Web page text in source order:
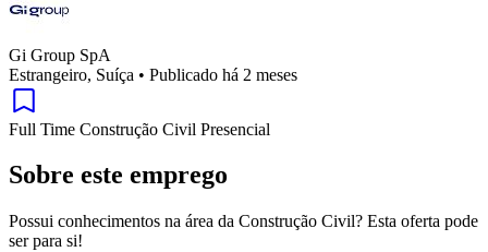
Gi Group SpA
Estrangeiro, Suíça • Publicado há 2 meses
Full Time Construção Civil Presencial
Sobre este emprego
Possui conhecimentos na área da Construção Civil? Esta oferta pode
ser para si!